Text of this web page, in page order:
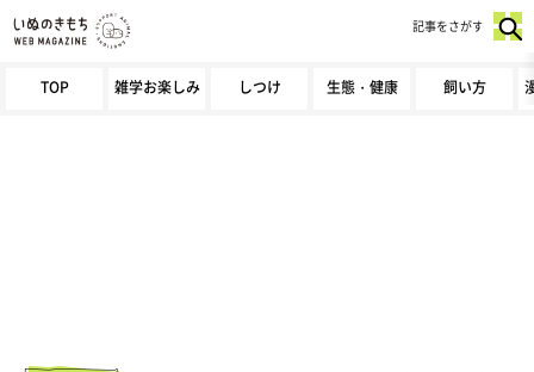
TOP 雑学お楽しみ しつけ 生態・健康 飼い方
記事をさがす